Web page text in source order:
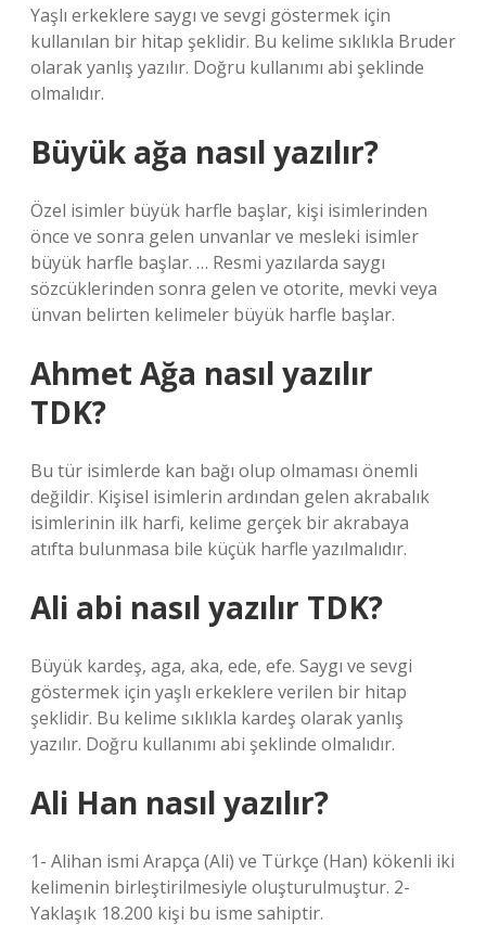
Yaşlı erkeklere saygı ve sevgi göstermek için
kullanılan bir hitap şeklidir. Bu kelime sıklıkla Bruder
olarak yanlış yazılır. Doğru kullanımı abi şeklinde
olmalıdır.
Büyük ağa nasıl yazılır?
Özel isimler büyük harfle başlar, kişi isimlerinden
önce ve sonra gelen unvanlar ve mesleki isimler
büyük harfle başlar. … Resmi yazılarda saygı
sözcüklerinden sonra gelen ve otorite, mevki veya
ünvan belirten kelimeler büyük harfle başlar.
Ahmet Ağa nasıl yazılır
TDK?
Bu tür isimlerde kan bağı olup olmaması önemli
değildir. Kişisel isimlerin ardından gelen akrabalık
isimlerinin ilk harfi, kelime gerçek bir akrabaya
atıfta bulunmasa bile küçük harfle yazılmalıdır.
Ali abi nasıl yazılır TDK?
Büyük kardeş, aga, aka, ede, efe. Saygı ve sevgi
göstermek için yaşlı erkeklere verilen bir hitap
şeklidir. Bu kelime sıklıkla kardeş olarak yanlış
yazılır. Doğru kullanımı abi şeklinde olmalıdır.
Ali Han nasıl yazılır?
1- Alihan ismi Arapça (Ali) ve Türkçe (Han) kökenli iki
kelimenin birleştirilmesiyle oluşturulmuştur. 2-
Yaklaşık 18.200 kişi bu isme sahiptir.